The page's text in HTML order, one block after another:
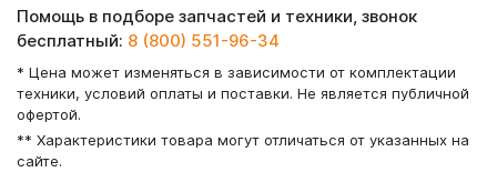
раздел /zatki.
Помощь в подборе запчастей и техники, звонок
бесплатный: 8 (800) 551-96-34
* Цена может изменяться в зависимости от комплектации
техники, условий оплаты и поставки. Не является публичной
офертой.
** Характеристики товара могут отличаться от указанных на
сайте.